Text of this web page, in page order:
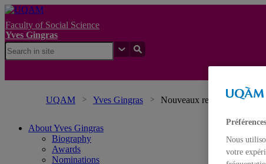
Faculty of Social Science
Yves Gingras
UQAM Yves Gingras Nouveaux regards sur notre
About Yves Gingras
Biography
Awards
Nominations
Nous
votre